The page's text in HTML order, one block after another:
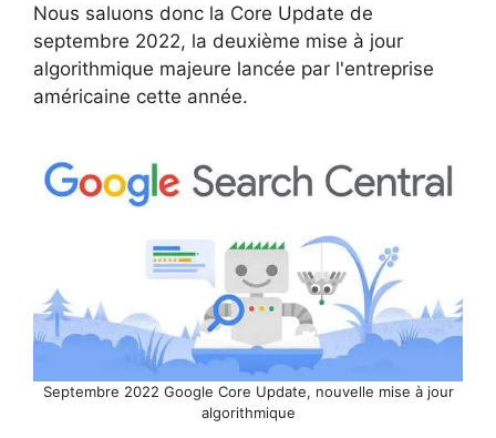
Nous saluons donc la Core Update de
septembre 2022, la deuxième mise à jour
algorithmique majeure lancée par l'entreprise
américaine cette année.
Septembre 2022 Google Core Update, nouvelle mise à jour
algorithmique